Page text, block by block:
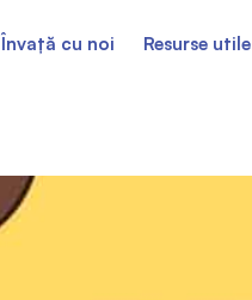
Învață cu noi Resurse utile